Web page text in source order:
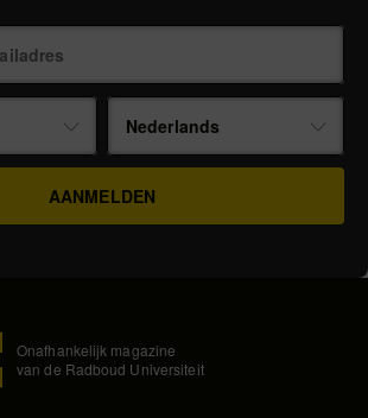
Nederlands
Onafhankelijk magazine
van de Radboud Universiteit